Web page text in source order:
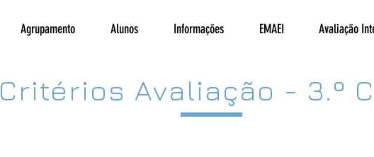
Agrupamento Alunos Informações EMAEI Avaliação
Critérios Avaliação - 3.º